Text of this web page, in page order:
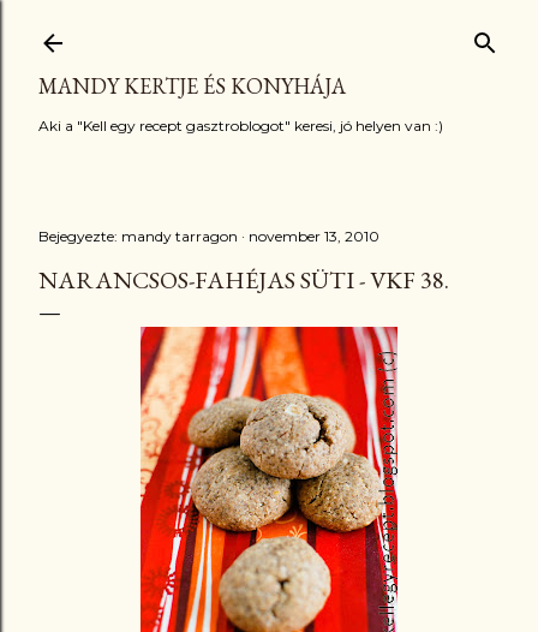
MANDY KERTJE ÉS KONYHÁJA
Aki a "Kell egy recept gasztroblogot" keresi, jó helyen van :)
Bejegyezte: mandy tarragon november 13, 2010
NARANCSOS-FAHÉJAS SÜTI - VKF 38.